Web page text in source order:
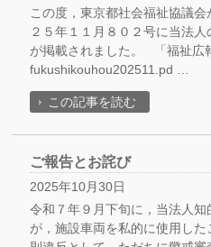
この度，東京都社会福祉協議
２５年１１月８０２号に当法
が掲載されました。 「福祉広
fukushikouhou202511.pd …
この記事を読む
ご報告とお詫び
2025年10月30日
令和７年９月下旬に，当法人
が，施設車両を私的に使用し